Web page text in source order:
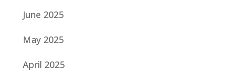
June 2025
May 2025
April 2025